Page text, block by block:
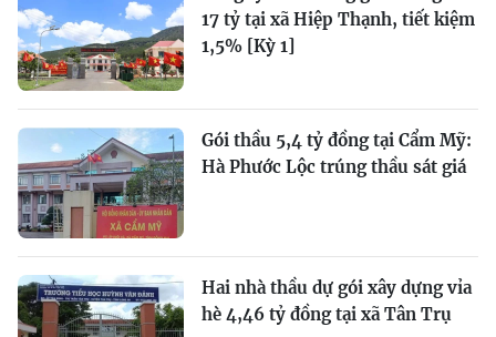
17 tỷ tại xã Hiệp Thạnh, tiết kiệm
1,5% [Kỳ 1]
Gói thầu 5,4 tỷ đồng tại Cẩm Mỹ:
Hà Phước Lộc trúng thầu sát giá
Hai nhà thầu dự gói xây dựng vỉa
hè 4,46 tỷ đồng tại xã Tân Trụ